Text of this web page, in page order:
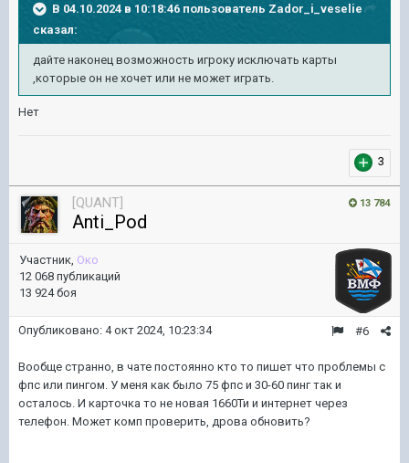
В 04.10.2024 в 10:18:46 пользователь Zador_i_veselie
сказал:
дайте наконец возможность игроку исключать карты
,которые он не хочет или не может играть.
Нет
3
13 784
[QUANT]
Anti_Pod
Участник, Око
12 068 публикаций
13 924 боя
#6
Опубликовано: 4 окт 2024, 10:23:34
Вообще странно, в чате постоянно кто то пишет что проблемы с
фпс или пингом. У меня как было 75 фпс и 30-60 пинг так и
осталось. И карточка то не новая 1660Ти и интернет через
телефон. Может комп проверить, дрова обновить?